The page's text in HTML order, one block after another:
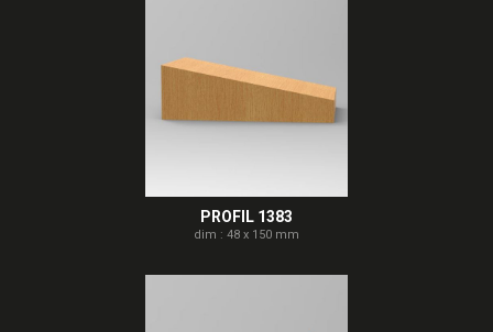
PROFIL 1383
dim : 48 x 150 mm